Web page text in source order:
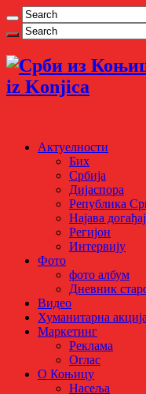
iz Konjica
Актуелности
Бих
Србија
Дијаспора
Република
Најава
Регијон
Интервију
Фото
фото албум
Дневник
Видео
Хуманитарна акција
Маркетинг
Реклама
Оглас
О Коњицу
Насеља